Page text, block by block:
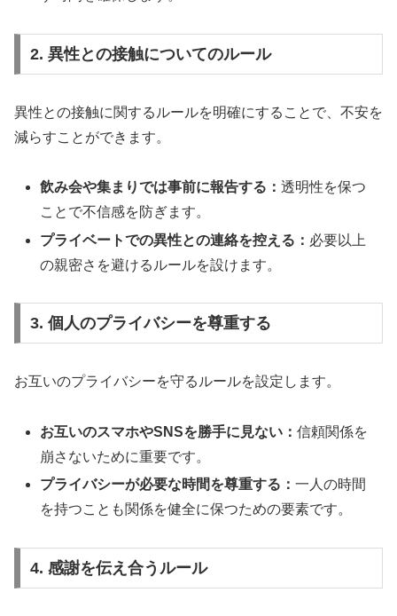
2. 異性との接触についてのルール
異性との接触に関するルールを明確にすることで、不安を
減らすことができます。
飲み会や集まりでは事前に報告する：透明性を保つ
ことで不信感を防ぎます。
プライベートでの異性との連絡を控える： 必要以上
の親密さを避けるルールを設けます。
3. 個人のプライバシーを尊重する
お互いのプライバシーを守るルールを設定します。
お互いのスマホやSNSを勝手に見ない：信頼関係を
崩さないために重要です。
プライバシーが必要な時間を尊重する：一人の時間
を持つことも関係を健全に保つための要素です。
4. 感謝を伝え合うルール